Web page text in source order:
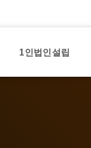
1인법인설립